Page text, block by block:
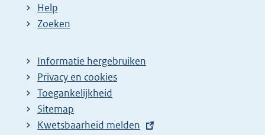
Help
Zoeken
Informatie hergebruiken
Privacy en cookies
Toegankelijkheid
Sitemap
E
Kwetsbaarheid melden